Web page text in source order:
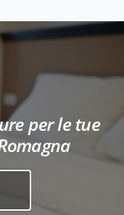
per le tue